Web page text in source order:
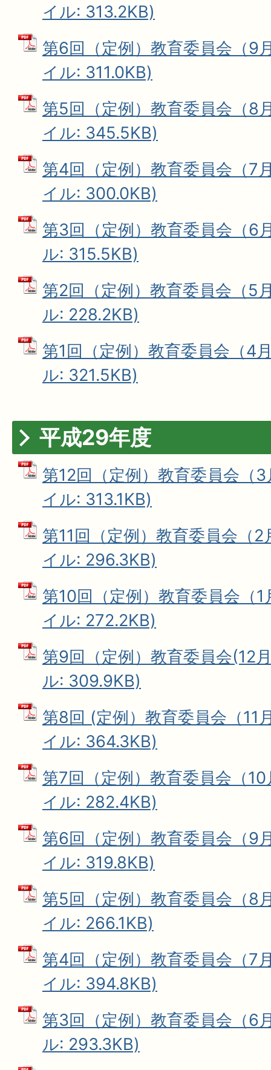
イル: 313.2KB)
第6回（定例）教育委員会（9
イル: 311.0KB)
第5回（定例）教育委員会（8
イル: 345.5KB)
第4回（定例）教育委員会（7
イル: 300.0KB)
第3回（定例）教育委員会（6
ル: 315.5KB)
第2回（定例）教育委員会（5
ル: 228.2KB)
第1回（定例）教育委員会（4
ル: 321.5KB)
平成29年度
第12回（定例）教育委員会（
イル: 313.1KB)
第11回（定例）教育委員会（
イル: 296.3KB)
第10回（定例）教育委員会（
イル: 272.2KB)
第9回（定例）教育委員会(12
ル: 309.9KB)
第8回 (定例）教育委員会（11
イル: 364.3KB)
第7回（定例）教育委員会（
イル: 282.4KB)
第6回（定例）教育委員会（9
イル: 319.8KB)
第5回（定例）教育委員会（8
イル: 266.1KB)
第4回（定例）教育委員会（7
イル: 394.8KB)
第3回（定例）教育委員会（6
ル: 293.3KB)